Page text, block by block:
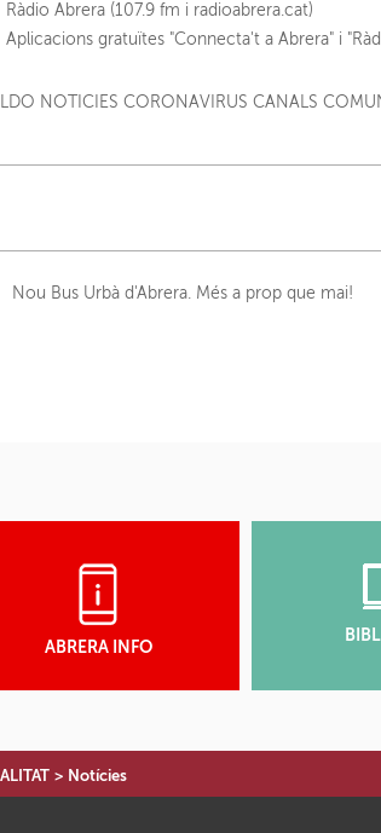
Ràdio Abrera (107.9 fm i radioabrera.cat)
Aplicacions gratuïtes "Connecta't a Abrera" i
Nou Bus Urbà d'Abrera. Més a prop que mai!
ABRERA INFO
> Notícies